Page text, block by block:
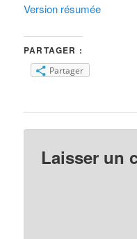
Version résumée
PARTAGER :
Partager
Laisser un